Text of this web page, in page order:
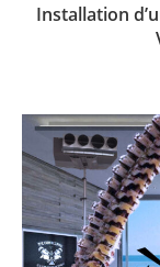
Installation